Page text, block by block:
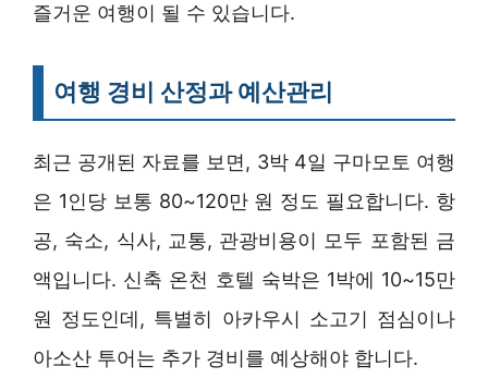
즐거운 여행이 될 수 있습니다.
여행 경비 산정과 예산관리
최근 공개된 자료를 보면, 3박 4일 구마모토 여행
은 1인당 보통 80~120만 원 정도 필요합니다. 항
공, 숙소, 식사, 교통, 관광비용이 모두 포함된 금
액입니다. 신축 온천 호텔 숙박은 1박에 10~15만
원 정도인데, 특별히 아카우시 소고기 점심이나
아소산 투어는 추가 경비를 예상해야 합니다.